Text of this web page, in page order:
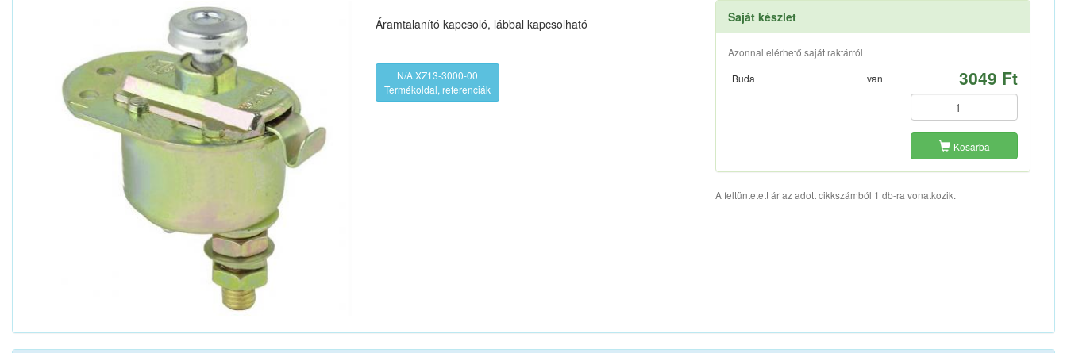
Áramtalanító kapcsoló, lábbal kapcsolható
N/A XZ13-3000-00
Termékoldal, referenciák
Saját készlet
Azonnal elérhető saját raktárról
Buda
van 3049 Ft
Kosárba
A feltüntetett ár az adott cikkszámból 1 db-ra vonatkozik.